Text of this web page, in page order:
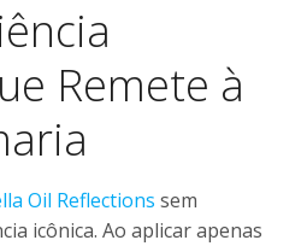
Remete à
Oil Reflections sem
icônica. Ao aplicar apenas